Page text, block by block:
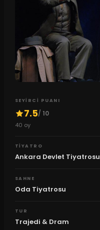
SEYIRCI PUANI
7.5/ 10
40 oy
TIYATRO
Ankara Devlet Tiyatrosu
SAHNE
Oda Tiyatrosu
TUR
Trajedi & Dram